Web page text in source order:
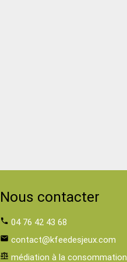
Nous contacter
phone 04 76 42 43 68
email contact@kfeedesjeux.com
balance médiation à la consommation